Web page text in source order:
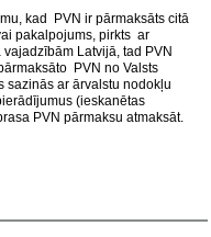
kad PVN ir pārmaksāts citā
pakalpojums, pirkts ar
Latvijā, tad PVN
PVN no Valsts
sazinās ar ārvalstu nodokļu
(ieskanētas
PVN pārmaksu atmaksāt.